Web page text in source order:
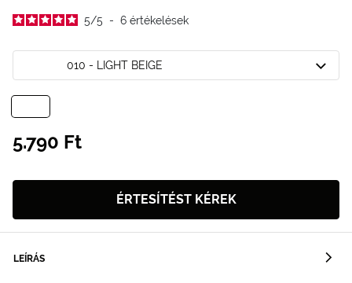
5/5 - 6 értékelések
010 - LIGHT BEIGE
5.790 Ft
ÉRTESÍTÉST KÉREK
LEÍRÁS